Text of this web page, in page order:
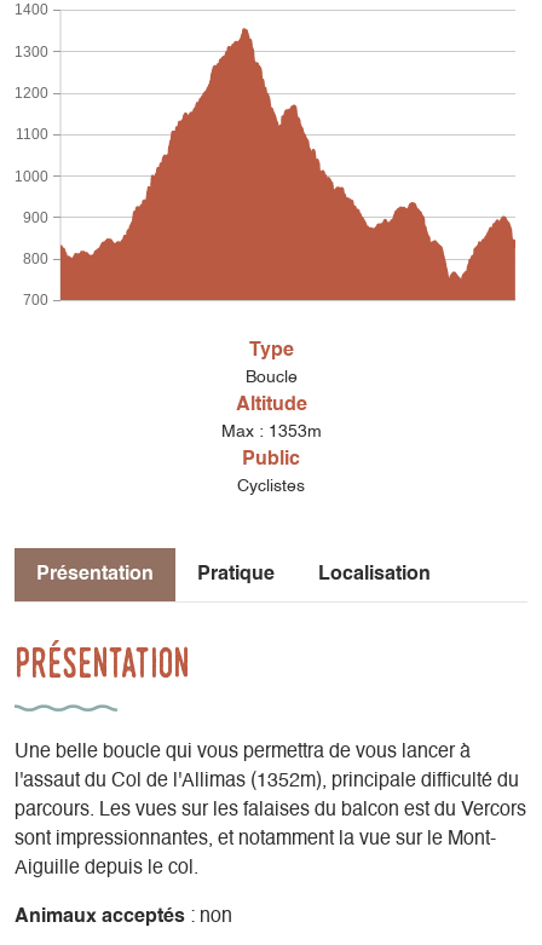
700
800
900
1000
1100
1200
1300
1400
Type
Boucle
Altitude
Max : 1353m
Public
Cyclistes
Présentation Pratique Localisation
Présentation
Une belle boucle qui vous permettra de vous lancer à
l'assaut du Col de l'Allimas (1352m), principale difficulté du
parcours. Les vues sur les falaises du balcon est du Vercors
sont impressionnantes, et notamment la vue sur le Mont-
Aiguille depuis le col.
Animaux acceptés : non